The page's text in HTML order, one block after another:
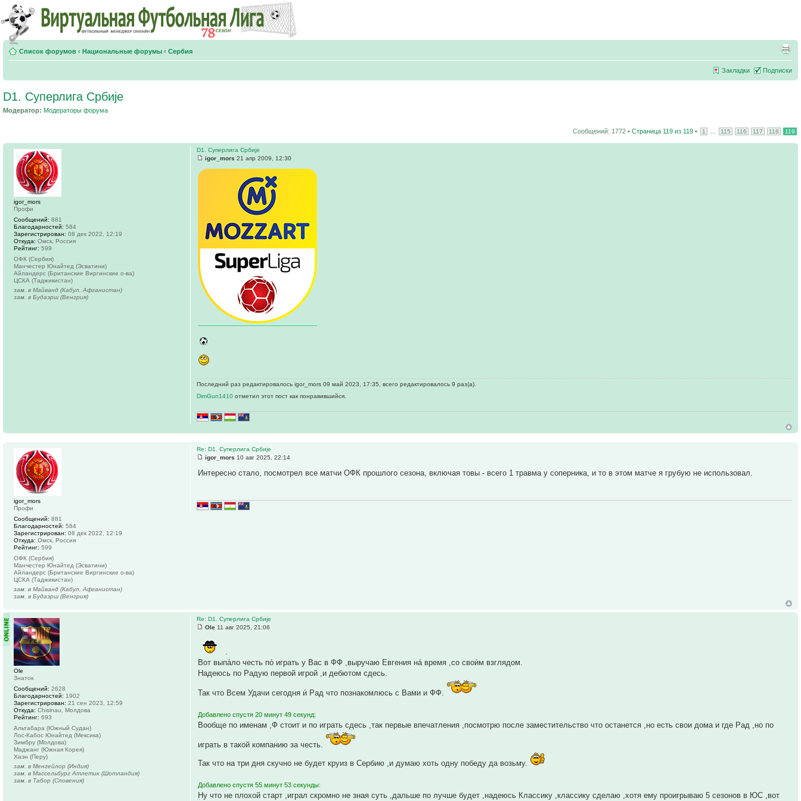
Список форумов ‹ Национальные форумы ‹ Сербия
Закладки Подписки
D1. Суперлига Србије
Модератор: Модераторы форума
Сообщений: 1772 • Страница 119 из 119 • 1 115 116 117 118 119
D1. Суперлига Србије
igor_mors 21 апр 2009, 12:30
Последний раз редактировалось igor_mors 09 май 2023, 17:35, всего редактировалось 9 раз(а).
DimGun1410отметил этот пост как понравившийся.
igor_mors
Профи
Сообщений: 881
Благодарностей: 584
Зарегистрирован: 08 дек 2022, 12:19
Откуда: Омск, Россия
Рейтинг: 599
ОФК (Сербия)
Манчестер Юнайтед (Эсватини)
Айландерс (Британские Виргинские о-ва)
ЦСКА (Таджикистан)
зам. в Майванд (Кабул, Афганистан)
зам. в Будаэрш (Венгрия)
Re: D1. Суперлига Србије
igor_mors 10 авг 2025, 22:14
Интересно стало, посмотрел все матчи ОФК прошлого сезона, включая товы - всего 1 травма у соперника, и то в этом матче я грубую не использовал.
igor_mors
Профи
Сообщений: 881
Благодарностей: 584
Зарегистрирован: 08 дек 2022, 12:19
Откуда: Омск, Россия
Рейтинг: 599
ОФК (Сербия)
Манчестер Юнайтед (Эсватини)
Айландерс (Британские Виргинские о-ва)
ЦСКА (Таджикистан)
зам. в Майванд (Кабул, Афганистан)
зам. в Будаэрш (Венгрия)
Re: D1. Суперлига Србије
Ole 11 авг 2025, 21:06
.
Вот выпа́ло честь по́ играть у Вас в ФФ ,выручаю Евгения на́ время ,со свои́м взглядом.
Надеюсь по Радую первой игрой ,и дебютом сдесь.
Так что Всем Удачи сегодня и́ Рад что познакомлюсь с Вами и ФФ.
Добавлено спустя 20 минут 49 секунд:
Вообще по именам ,Ф стоит и по играть сдесь ,так первые впечатления ,посмотрю после заместительство что останется ,но есть свои дома и где Рад ,но по
играть в такой компанию за честь.
Так что на три дня скучно не будет круиз в Сербию ,и думаю хоть одну победу да возьму.
Добавлено спустя 55 минут 53 секунды:
Ну что не плохой старт ,играл скромно не зная суть ,дальше по лучше будет ,надеюсь Классику ,классику сделаю ,хотя ему проигрываю 5 сезонов в ЮС ,вот
Ole
Знаток
Сообщений: 2628
Благодарностей: 1902
Зарегистрирован: 21 сен 2023, 12:59
Откуда: Chisinau, Молдова
Рейтинг: 693
Альтабара (Южный Судан)
Лос-Кабос Юнайтед (Мексика)
Зимбру (Молдова)
Маджанг (Южная Корея)
Хаэн (Перу)
зам. в Менгейлор (Индия)
зам. в Массельбург Атлетик (Шотландия)
зам. в Табор (Словения)